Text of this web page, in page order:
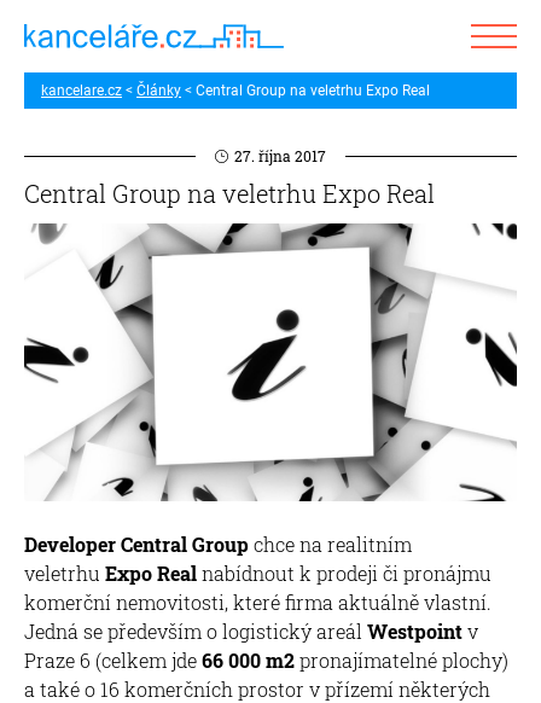
kancelare.cz Články Central Group na veletrhu Expo Real
27. října 2017
Central Group na veletrhu Expo Real
Developer Central Groupchce na realitním
veletrhu Expo Realnabídnout k prodeji či pronájmu
komerční nemovitosti, které firma aktuálně vlastní.
Jedná se především o logistický areál Westpointv
Praze 6 (celkem jde66 000 m2pronajímatelné plochy)
a také o 16 komerčních prostor v přízemí některých